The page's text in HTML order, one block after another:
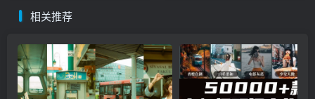
相关推荐